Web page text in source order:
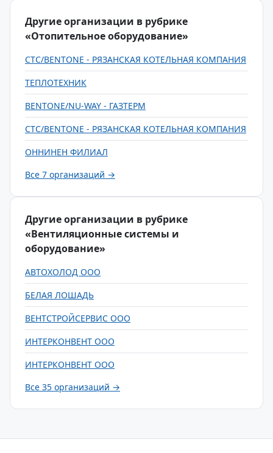
Другие организации в рубрике
«Отопительное оборудование»
CTC/BENTONE - РЯЗАНСКАЯ КОТЕЛЬНАЯ КОМПАНИЯ
ТЕПЛОТЕХНИК
BENTONE/NU-WAY - ГАЗТЕРМ
CTC/BENTONE - РЯЗАНСКАЯ КОТЕЛЬНАЯ КОМПАНИЯ
ОННИНЕН ФИЛИАЛ
Все 7 организаций →
Другие организации в рубрике
«Вентиляционные системы и
оборудование»
АВТОХОЛОД ООО
БЕЛАЯ ЛОШАДЬ
ВЕНТСТРОЙСЕРВИС ООО
ИНТЕРКОНВЕНТ ООО
ИНТЕРКОНВЕНТ ООО
Все 35 организаций →